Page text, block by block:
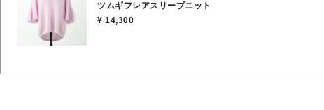
ツムギフレアスリーブニット
¥ 14,300